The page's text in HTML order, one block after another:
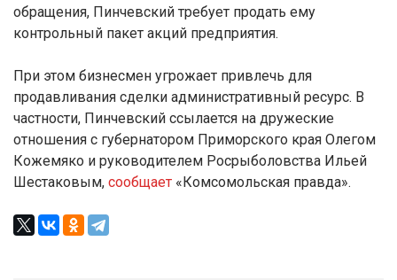
обращения, Пинчевский требует продать ему
контрольный пакет акций предприятия.
При этом бизнесмен угрожает привлечь для
продавливания сделки административный ресурс. В
частности, Пинчевский ссылается на дружеские
отношения с губернатором Приморского края Олегом
Кожемяко и руководителем Росрыболовства Ильей
Шестаковым, сообщает «Комсомольская правда».